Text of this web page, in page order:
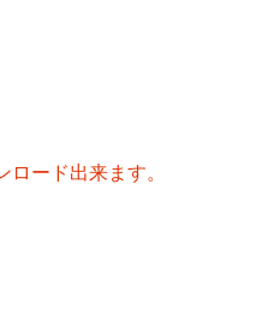
ロード出来ます。